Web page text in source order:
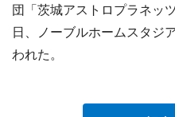
団「茨城アストロプラネッ
日、ノーブルホームスタジ
われた。